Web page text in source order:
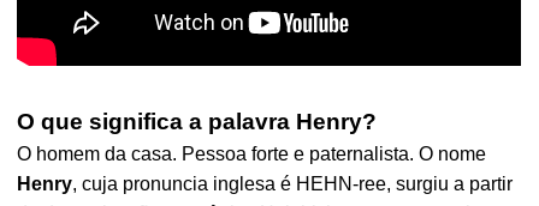
O que significa a palavra Henry?
O homem da casa. Pessoa forte e paternalista. O nome
Henry, cuja pronuncia inglesa é HEHN-ree, surgiu a partir